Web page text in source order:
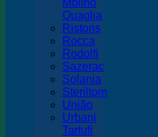
Molino
Quaglia
Ristoris
Rocca
Rodolfi
Sazerac
Solania
Steriltom
União
Urbani
Tartufi